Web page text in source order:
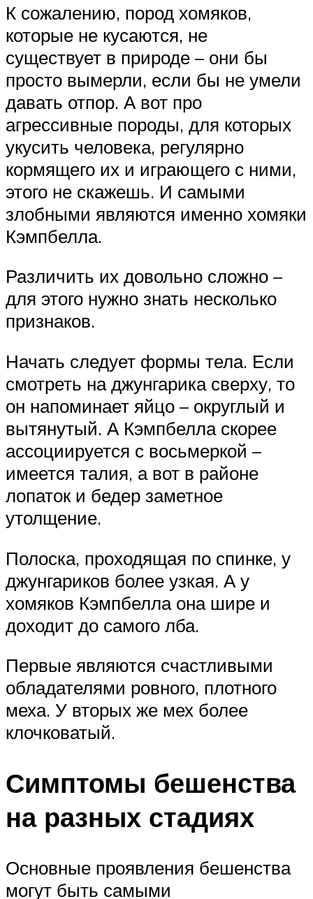
К сожалению, пород хомяков,
которые не кусаются, не
существует в природе – они бы
просто вымерли, если бы не умели
давать отпор. А вот про
агрессивные породы, для которых
укусить человека, регулярно
кормящего их и играющего с ними,
этого не скажешь. И самыми
злобными являются именно хомяки
Кэмпбелла.
Различить их довольно сложно –
для этого нужно знать несколько
признаков.
Начать следует формы тела. Если
смотреть на джунгарика сверху, то
он напоминает яйцо – округлый и
вытянутый. А Кэмпбелла скорее
ассоциируется с восьмеркой –
имеется талия, а вот в районе
лопаток и бедер заметное
утолщение.
Полоска, проходящая по спинке, у
джунгариков более узкая. А у
хомяков Кэмпбелла она шире и
доходит до самого лба.
Первые являются счастливыми
обладателями ровного, плотного
меха. У вторых же мех более
клочковатый.
Симптомы бешенства
на разных стадиях
Основные проявления бешенства
могут быть самыми